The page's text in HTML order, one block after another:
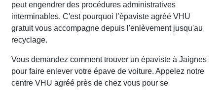
peut engendrer des procédures administratives
interminables. C'est pourquoi l’épaviste agréé VHU
gratuit vous accompagne depuis l'enlèvement jusqu'au
recyclage.
Vous demandez comment trouver un épaviste à Jaignes
pour faire enlever votre épave de voiture. Appelez notre
centre VHU agréé près de chez vous pour se